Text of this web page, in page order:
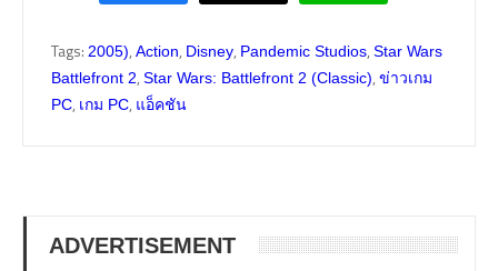
Tags: 2005), Action, Disney, Pandemic Studios, Star Wars
Battlefront 2, Star Wars: Battlefront 2 (Classic), ข่าวเกม
PC, เกม PC, แอ็คชัน
ADVERTISEMENT